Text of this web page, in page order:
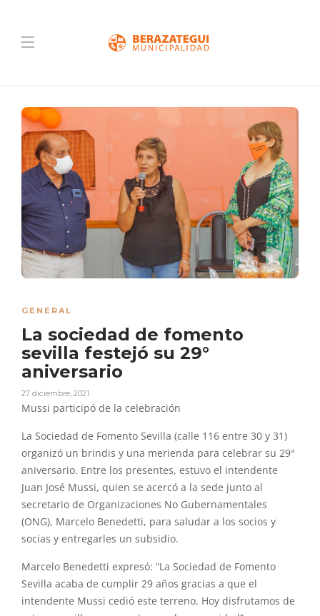
GENERAL
La sociedad de fomento
sevilla festejó su 29°
aniversario
27 diciembre, 2021
Mussi participó de la celebración
La Sociedad de Fomento Sevilla (calle 116 entre 30 y 31)
organizó un brindis y una merienda para celebrar su 29°
aniversario. Entre los presentes, estuvo el intendente
Juan José Mussi, quien se acercó a la sede junto al
secretario de Organizaciones No Gubernamentales
(ONG), Marcelo Benedetti, para saludar a los socios y
socias y entregarles un subsidio.
Marcelo Benedetti expresó: “La Sociedad de Fomento
Sevilla acaba de cumplir 29 años gracias a que el
intendente Mussi cedió este terreno. Hoy disfrutamos de